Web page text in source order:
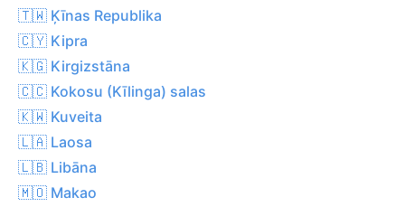
🇹🇼 Ķīnas Republika
🇨🇾 Kipra
🇰🇬 Kirgizstāna
🇨🇨 Kokosu (Kīlinga) salas
🇰🇼 Kuveita
🇱🇦 Laosa
🇱🇧 Libāna
🇲🇴 Makao